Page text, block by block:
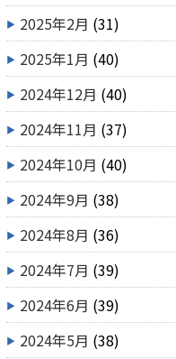
2025年2月 (31)
2025年1月 (40)
2024年12月 (40)
2024年11月 (37)
2024年10月 (40)
2024年9月 (38)
2024年8月 (36)
2024年7月 (39)
2024年6月 (39)
2024年5月 (38)